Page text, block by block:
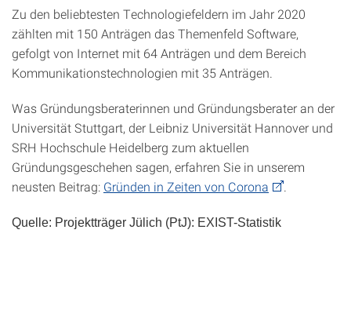
Zu den beliebtesten Technologiefeldern im Jahr 2020
zählten mit 150 Anträgen das Themenfeld Software,
gefolgt von Internet mit 64 Anträgen und dem Bereich
Kommunikationstechnologien mit 35 Anträgen.
Was Gründungsberaterinnen und Gründungsberater an der
Universität Stuttgart, der Leibniz Universität Hannover und
SRH Hochschule Heidelberg zum aktuellen
Gründungsgeschehen sagen, erfahren Sie in unserem
neusten Beitrag: Gründen in Zeiten von Corona
Quelle: Projektträger Jülich (PtJ): EXIST-Statistik